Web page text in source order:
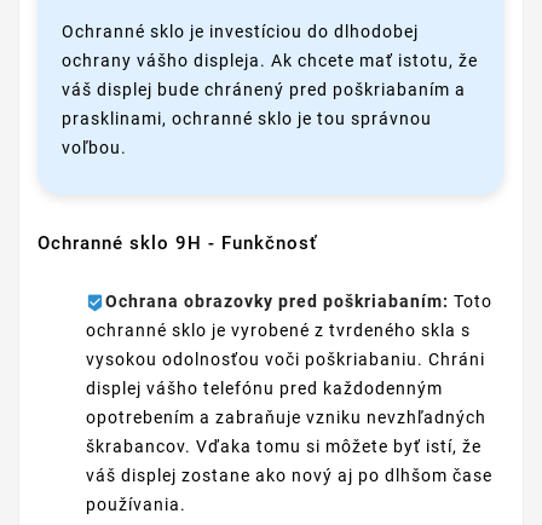
Ochranné sklo je investíciou do dlhodobej
ochrany vášho displeja. Ak chcete mať istotu, že
váš displej bude chránený pred poškriabaním a
prasklinami, ochranné sklo je tou správnou
voľbou.
Ochranné sklo 9H - Funkčnosť
Ochrana obrazovky pred poškriabaním: Toto
ochranné sklo je vyrobené z tvrdeného skla s
vysokou odolnosťou voči poškriabaniu. Chráni
displej vášho telefónu pred každodenným
opotrebením a zabraňuje vzniku nevzhľadných
škrabancov. Vďaka tomu si môžete byť istí, že
váš displej zostane ako nový aj po dlhšom čase
používania.